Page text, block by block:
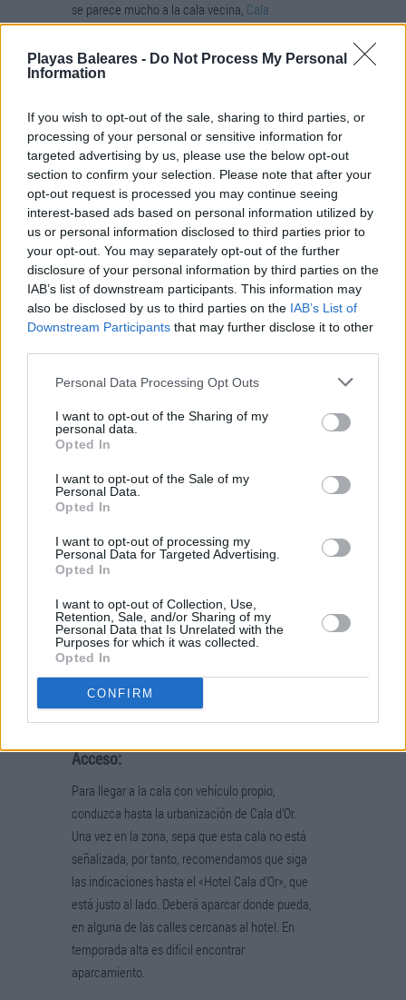
Playas Baleares - Do Not Process My Personal
Information
If you wish to opt-out of the sale, sharing to third parties, or
processing of your personal or sensitive information for
targeted advertising by us, please use the below opt-out
section to confirm your selection. Please note that after your
opt-out request is processed you may continue seeing
interest-based ads based on personal information utilized by
us or personal information disclosed to third parties prior to
your opt-out. You may separately opt-out of the further
disclosure of your personal information by third parties on the
IAB’s list of downstream participants. This information may
also be disclosed by us to third parties on the IAB’s List of
Downstream Participants that may further disclose it to other
Personal Data Processing Opt Outs
I want to opt-out of the Sharing of my
personal data.
Opted In
I want to opt-out of the Sale of my
Personal Data.
Opted In
I want to opt-out of processing my
Personal Data for Targeted Advertising.
Opted In
I want to opt-out of Collection, Use,
Retention, Sale, and/or Sharing of my
Personal Data that Is Unrelated with the
Purposes for which it was collected.
Opted In
CONFIRM
se parece mucho a la cala vecina, Cala
Esmeralda.
Es una playa resguardada del viento, protegida
Su zona arenosa colinda con el azul turquesa
de sus aguas. Es una playa muy ancha (100m),
y en la parte posterior de la cala, hay terrazas
recubiertas de arena con sombrillas y
hamacas. Si se asienta en esta zona deberá
caminar un par de minutos hasta llegar al agua.
Desde la playa, no divisarán el mar abierto al
horizonte, ya que la playa queda cerrada por
delante por pequeñas formaciones rocosas que
la protegen, y entran tierra adentro originando
la cala. Esto convierte a Cala d’Or en una de las
calas más acogedoras de la urbanización. Su
para que jueguen los más pequeños de la
familia.
Al estar rodeada de chalets y hoteles, el nivel
de ocupación de la playa es bastante alto. Sin
embargo, la playa mantiene un entorno natural
gracias a la frondosidad del pinar cercano, que
esconde las construcciones próximas.
Servicios:
Esta playa turística dispone de todos los
servicios, baños y duchas, hamacas y
sombrillas para alquilar, e incluso un bar a pie
de playa en la parte posterior de la cala.
Acceso:
Para llegar a la cala con vehículo propio,
conduzca hasta la urbanización de Cala d’Or.
Una vez en la zona, sepa que esta cala no está
señalizada, por tanto, recomendamos que siga
las indicaciones hasta el «Hotel Cala d’Or», que
está justo al lado. Deberá aparcar donde pueda,
en alguna de las calles cercanas al hotel. En
temporada alta es difícil encontrar
aparcamiento.